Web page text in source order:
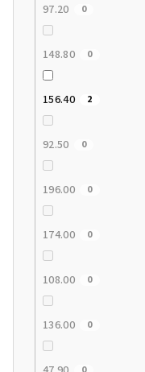
97.20 0
148.80 0
156.40 2
92.50 0
196.00 0
174.00 0
108.00 0
136.00 0